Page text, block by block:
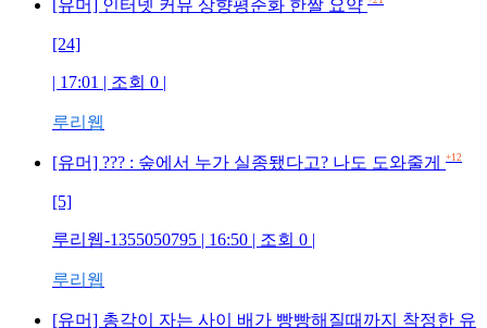
[유머] 인터넷 커뮤 상향평준화 한짤 요약
[24]
| 17:01 | 조회 0 |
루리웹
[유머] ??? : 숲에서 누가 실종됐다고? 나도 도와줄게 +12
[5]
루리웹-1355050795 | 16:50 | 조회 0 |
루리웹
[유머] 총각이 자는 사이 배가 빵빵해질때까지 착정한 유